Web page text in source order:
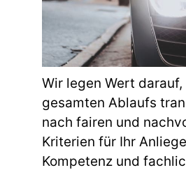
Wir legen Wert
gesamten Ablaufs
nach fairen und
Kriterien für Ihr
Kompetenz und